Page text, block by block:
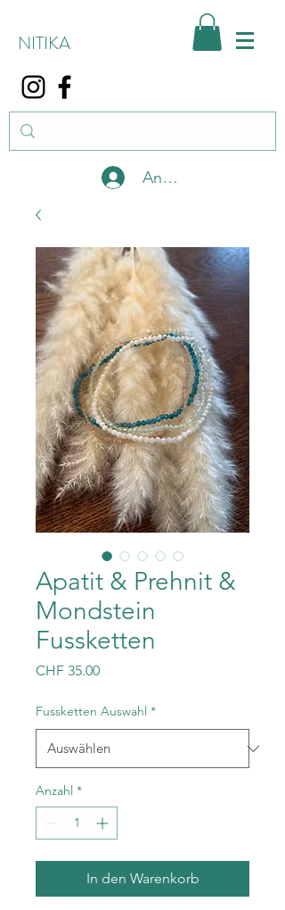
NITIKA
Anmelden
Apatit & Prehnit &
Mondstein
Fussketten
CHF 35.00Preis
Fussketten Auswahl *
Anzahl *
In den Warenkorb